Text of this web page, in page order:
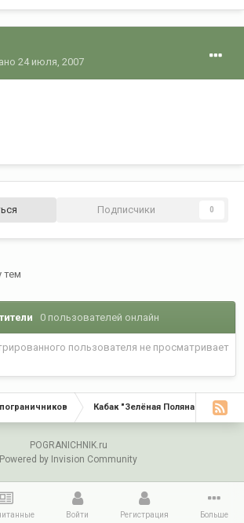
24 июля, 2007
Подписчики 0
тем
0 пользователей онлайн
пользователя не просматривает
Кабак "Зелёная Поляна"
POGRANICHNIK.ru
Powered by Invision Community
Войти Регистрация Больше